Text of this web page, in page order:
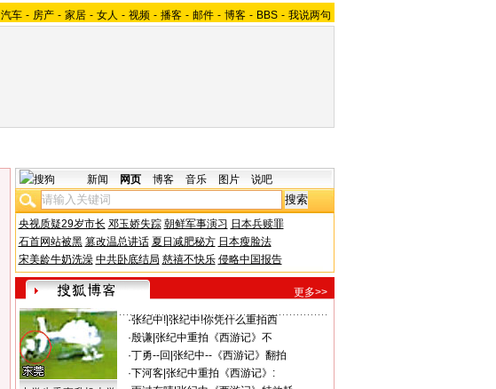
汽车 - 房产 - 家居 - 女人 - 视频 - 播客 - 邮件 - 博客 - BBS - 我说两句
新闻 网页 博客 音乐 图片 说吧
央视质疑29岁市长 邓玉娇失踪 朝鲜军事演习 日本兵赎罪
石首网站被黑 篡改温总讲话 夏日减肥秘方 日本瘦脸法
宋美龄牛奶洗澡 中共卧底结局 慈禧不快乐 侵略中国报告
更多>>
·张纪中!| 张纪中!你凭什么重拍西
·殷谦| 张纪中重拍《西游记》不
·丁勇--回 张纪中--《西游记》翻拍
·下河客| 张纪中重拍《西游记》: